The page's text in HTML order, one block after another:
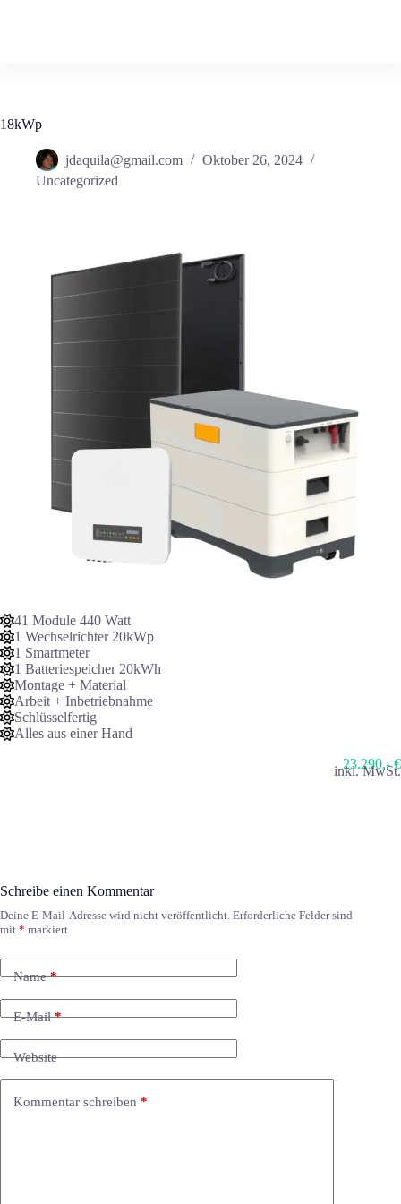
18kWp
jdaquila@gmail.com
Oktober 26, 2024
Uncategorized
41 Module 440 Watt
1 Wechselrichter 20kWp
1 Smartmeter
1 Batteriespeicher 20kWh
Montage + Material
Arbeit + Inbetriebnahme
Schlüsselfertig
Alles aus einer Hand
23.290,- €
inkl. MwSt.
Schreibe einen Kommentar
Deine E-Mail-Adresse wird nicht veröffentlicht. Erforderliche Felder sind
mit * markiert
Name*
E-Mail*
Website
Kommentar schreiben *